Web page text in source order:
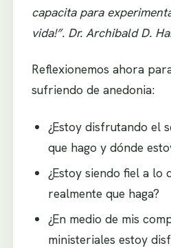
capacita para
vida!”. Dr. Archibald D.
Reflexionemos ahora
sufriendo de anedonia:
¿Estoy disfrutando el
que hago y dónde
¿Estoy siendo fiel a lo
realmente que haga?
¿En medio de mis
ministeriales estoy